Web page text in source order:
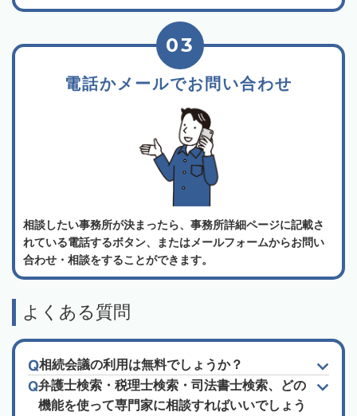
電話かメールでお問い合わせ
03
相談したい事務所が決まったら、事務所詳細ページに記載さ
れている電話するボタン、またはメールフォームからお問い
合わせ・相談をすることができます。
よくある質問
相続会議の利用は無料でしょうか？
弁護士検索・税理士検索・司法書士検索、どの
機能を使って専門家に相談すればいいでしょう